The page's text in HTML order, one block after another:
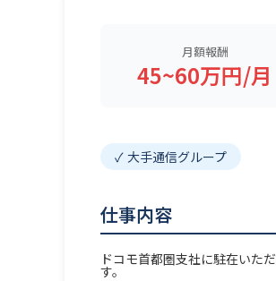
月額報酬
45~60万円/月
大手通信グループ
仕事内容
ドコモ首都圏支社に駐在いた
す。